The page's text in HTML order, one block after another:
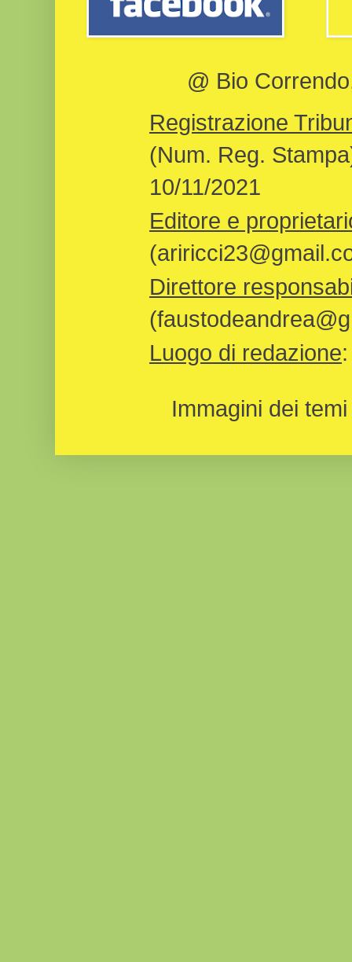
@ Bio
Registrazione
(Num. Reg.
10/11/2021
Editore e
Direttore
Luogo di redazione
Immagini dei